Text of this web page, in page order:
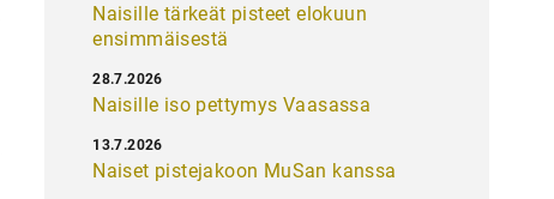
Naisille tärkeät pisteet elokuun
ensimmäisestä
Naisille iso pettymys Vaasassa
28.7.2026
Naiset pistejakoon MuSan kanssa
13.7.2026